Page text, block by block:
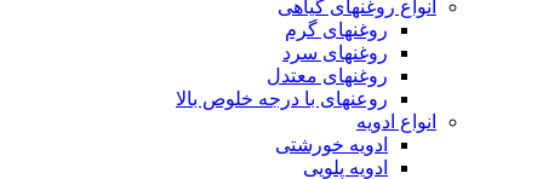
انواع روغنهای گیاهی
روغنهای گرم
روغنهای سرد
روغنهای معتدل
روعنهای با درجه خلوص بالا
انواع ادویه
ادویه خورشتی
ادویه پلویی